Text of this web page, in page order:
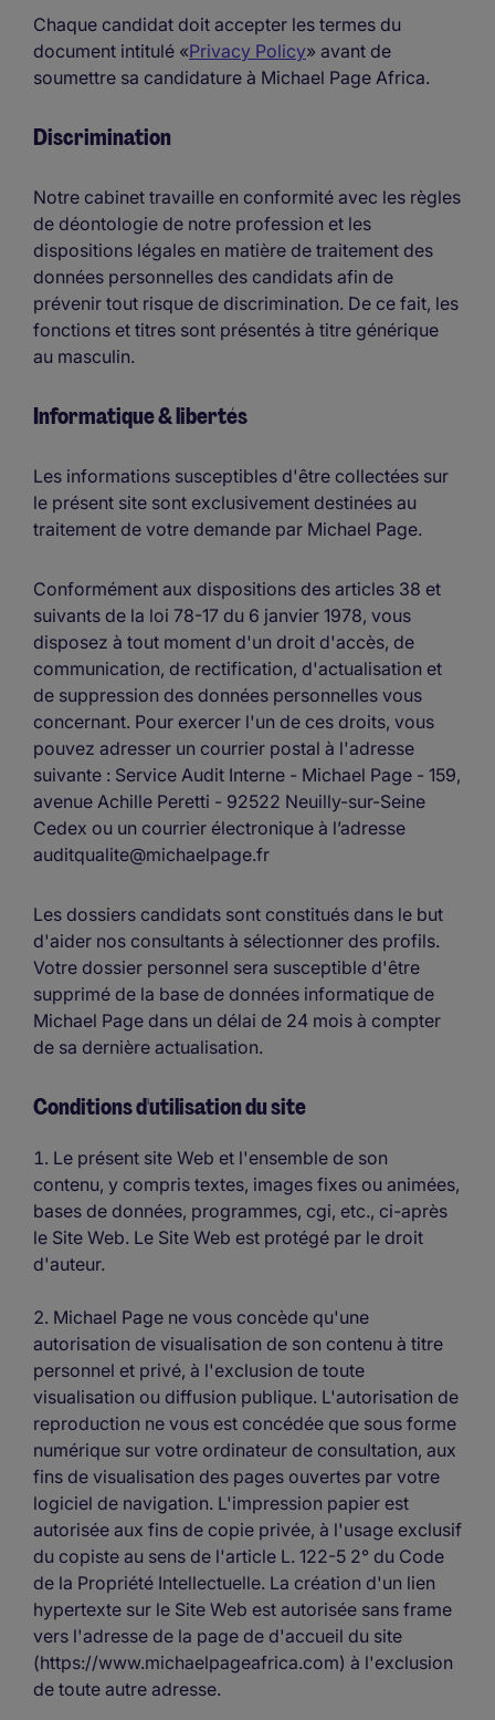
Chaque candidat doit accepter les termes du
document intitulé «Privacy Policy» avant de
soumettre sa candidature à Michael Page Africa.
Discrimination
Notre cabinet travaille en conformité avec les règles
de déontologie de notre profession et les
dispositions légales en matière de traitement des
données personnelles des candidats afin de
prévenir tout risque de discrimination. De ce fait, les
fonctions et titres sont présentés à titre générique
au masculin.
Informatique & libertés
Les informations susceptibles d'être collectées sur
le présent site sont exclusivement destinées au
traitement de votre demande par Michael Page.
Conformément aux dispositions des articles 38 et
suivants de la loi 78-17 du 6 janvier 1978, vous
disposez à tout moment d'un droit d'accès, de
communication, de rectification, d'actualisation et
de suppression des données personnelles vous
concernant. Pour exercer l'un de ces droits, vous
pouvez adresser un courrier postal à l'adresse
suivante : Service Audit Interne - Michael Page - 159,
avenue Achille Peretti - 92522 Neuilly-sur-Seine
Cedex ou un courrier électronique à l’adresse
auditqualite@michaelpage.fr
Les dossiers candidats sont constitués dans le but
d'aider nos consultants à sélectionner des profils.
Votre dossier personnel sera susceptible d'être
supprimé de la base de données informatique de
Michael Page dans un délai de 24 mois à compter
de sa dernière actualisation.
Conditions d'utilisation du site
Le présent site Web et l'ensemble de son
contenu, y compris textes, images fixes ou animées,
bases de données, programmes, cgi, etc., ci-après
le Site Web. Le Site Web est protégé par le droit
d'auteur.
Michael Page ne vous concède qu'une
autorisation de visualisation de son contenu à titre
personnel et privé, à l'exclusion de toute
visualisation ou diffusion publique. L'autorisation de
reproduction ne vous est concédée que sous forme
numérique sur votre ordinateur de consultation, aux
fins de visualisation des pages ouvertes par votre
logiciel de navigation. L'impression papier est
autorisée aux fins de copie privée, à l'usage exclusif
du copiste au sens de l'article L. 122-5 2° du Code
de la Propriété Intellectuelle. La création d'un lien
hypertexte sur le Site Web est autorisée sans frame
vers l'adresse de la page de d'accueil du site
(https://www.michaelpageafrica.com) à l'exclusion
de toute autre adresse.